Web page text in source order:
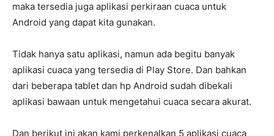
maka tersedia juga aplikasi perkiraan cuaca untuk
Android yang dapat kita gunakan.
Tidak hanya satu aplikasi, namun ada begitu banyak
aplikasi cuaca yang tersedia di Play Store. Dan bahkan
dari beberapa tablet dan hp Android sudah dibekali
aplikasi bawaan untuk mengetahui cuaca secara akurat.
Dan berikut ini akan kami perkenalkan 5 aplikasi cuaca